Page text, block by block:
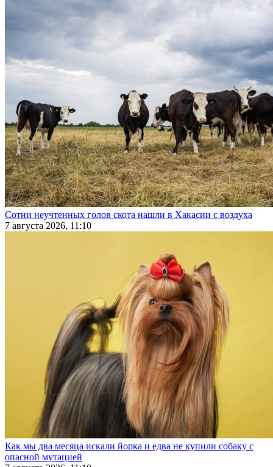
Сотни неучтенных голов скота нашли в Хакасии с воздуха
7 августа 2026, 11:10
Как мы два месяца искали йорка и едва не купили собаку с
опасной мутацией